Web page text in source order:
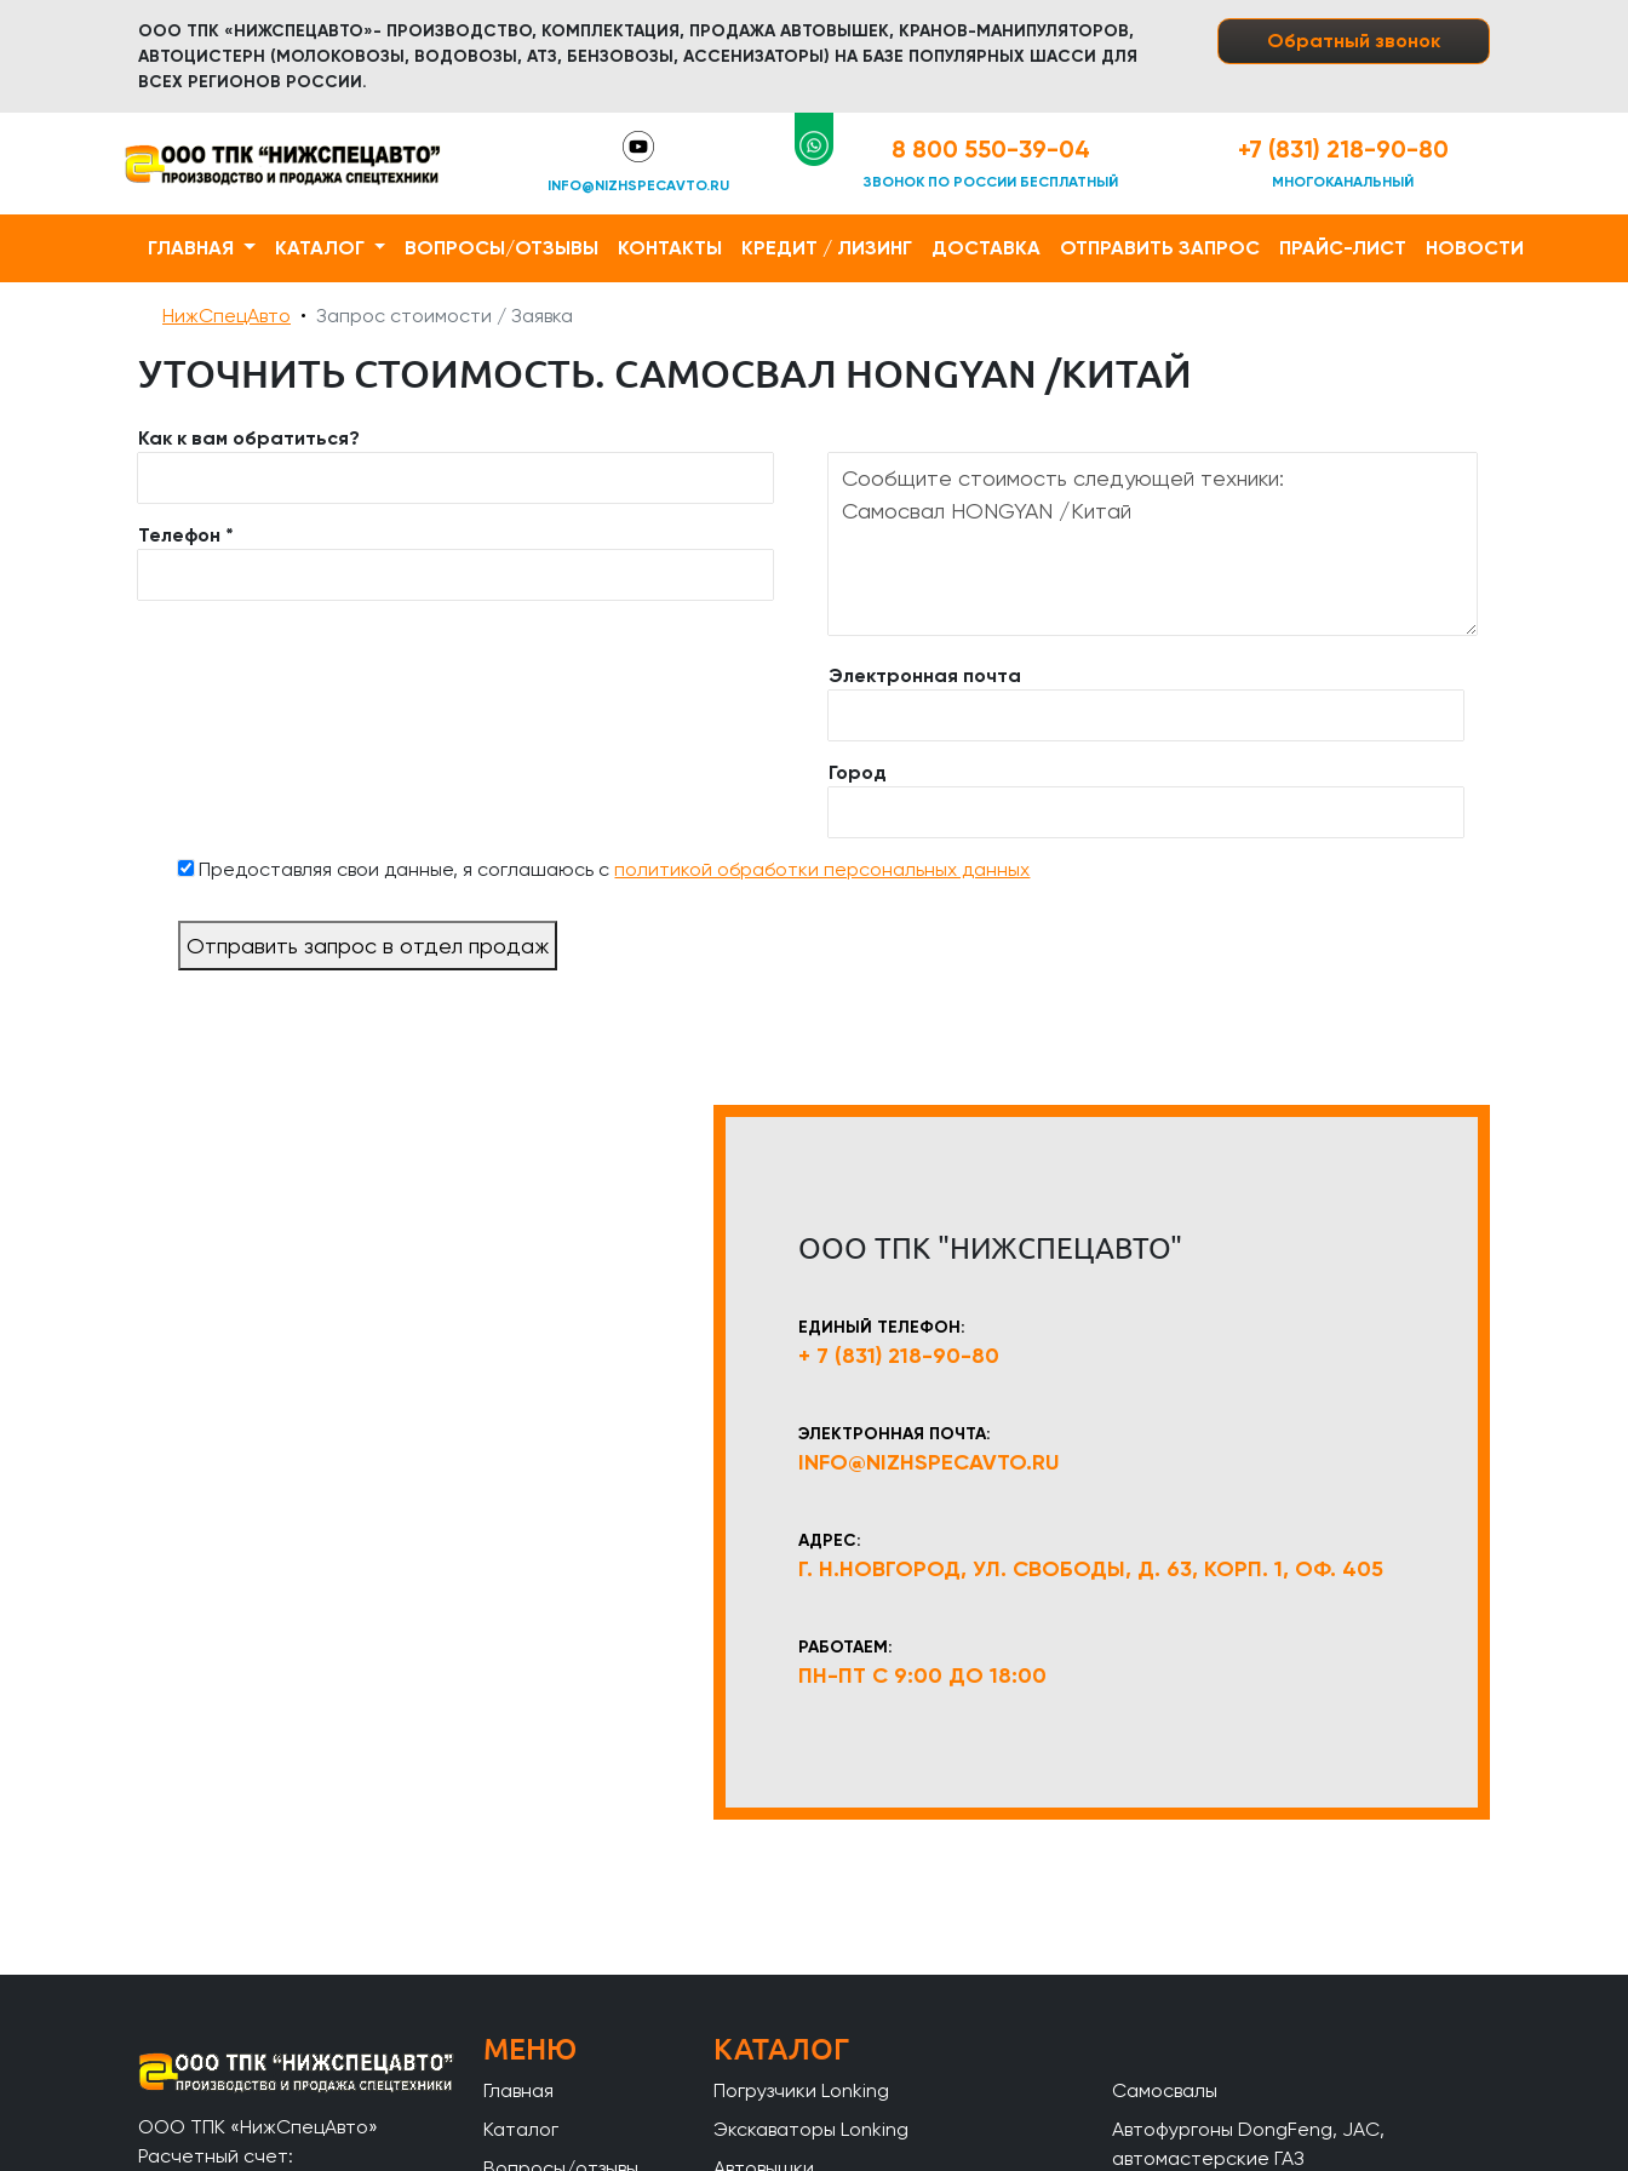
ООО ТПК «НИЖСПЕЦАВТО»- ПРОИЗВОДСТВО, КОМПЛЕКТАЦИЯ, ПРОДАЖА АВТОВЫШЕК, КРАНОВ-МАНИПУЛЯТОРОВ,
АВТОЦИСТЕРН (МОЛОКОВОЗЫ, ВОДОВОЗЫ, АТЗ, БЕНЗОВОЗЫ, АССЕНИЗАТОРЫ) НА БАЗЕ ПОПУЛЯРНЫХ ШАССИ ДЛЯ
ВСЕХ РЕГИОНОВ РОССИИ.
Обратный звонок
INFO@NIZHSPECAVTO.RU
8 800 550-39-04
ЗВОНОК ПО РОССИИ БЕСПЛАТНЫЙ
+7 (831) 218-90-80
МНОГОКАНАЛЬНЫЙ
ГЛАВНАЯ КАТАЛОГ ВОПРОСЫ/ОТЗЫВЫ КОНТАКТЫ КРЕДИТ / ЛИЗИНГ ДОСТАВКА ОТПРАВИТЬ ЗАПРОС ПРАЙС-ЛИСТ НОВОСТИ
НижСпецАвто Запрос стоимости / Заявка
УТОЧНИТЬ СТОИМОСТЬ. САМОСВАЛ HONGYAN /КИТАЙ
Как к вам обратиться?
Телефон *
Электронная почта
Город
Предоставляя свои данные, я соглашаюсь сполитикой обработки персональных данных
Отправить запрос в отдел продаж
ООО ТПК "НИЖСПЕЦАВТО"
ЕДИНЫЙ ТЕЛЕФОН:
+ 7 (831) 218-90-80
ЭЛЕКТРОННАЯ ПОЧТА:
INFO@NIZHSPECAVTO.RU
АДРЕС:
Г. Н.НОВГОРОД, УЛ. СВОБОДЫ, Д. 63, КОРП. 1, ОФ. 405
РАБОТАЕМ:
ПН-ПТ С 9:00 ДО 18:00
ООО ТПК «НижСпецАвто»
Расчетный счет:
МЕНЮ
Главная
Каталог
КАТАЛОГ
Погрузчики Lonking
Экскаваторы Lonking
Самосвалы
Автофургоны DongFeng, JAC,
автомастерские ГАЗ